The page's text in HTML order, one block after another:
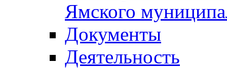
Ямского
Документы
Деятельность